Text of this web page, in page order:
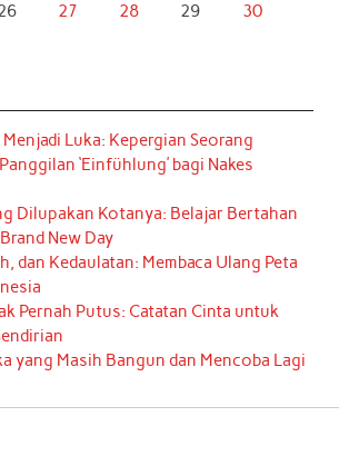
27 28 29
30
Menjadi Luka: Kepergian Seorang
‘Einfühlung’ bagi Nakes
Dilupakan Kotanya: Belajar Bertahan
New Day
dan Kedaulatan: Membaca Ulang Peta
Pernah Putus: Catatan Cinta untuk
yang Masih Bangun dan Mencoba Lagi